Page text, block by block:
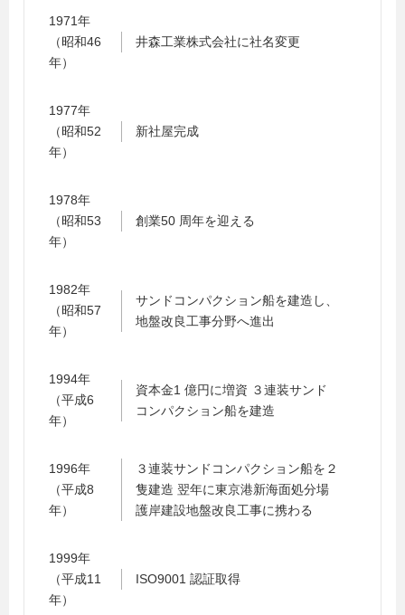
1971年
（昭和46
年）
井森工業株式会社に社名変更
1977年
（昭和52
年）
新社屋完成
1978年
（昭和53
年）
創業50 周年を迎える
1982年
（昭和57
年）
サンドコンパクション船を建造し、
地盤改良工事分野へ進出
1994年
（平成6
年）
資本金1 億円に増資 ３連装サンド
コンパクション船を建造
1996年
（平成8
年）
３連装サンドコンパクション船を２
隻建造 翌年に東京港新海面処分場
護岸建設地盤改良工事に携わる
1999年
（平成11
年）
ISO9001 認証取得